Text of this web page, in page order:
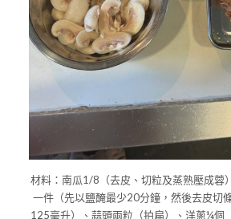
材料：南瓜1/8（去皮、切粒及蒸熟壓成蓉
一件（先以鹽醃最少20分鐘，然後去皮切
125毫升）、蒜頭兩粒（拍扁）、洋蔥¼個